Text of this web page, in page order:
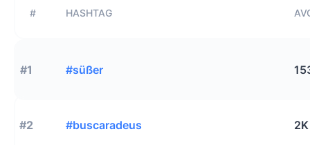
# HASHTAG
#1 #süßer
#2 #buscaradeus 2K